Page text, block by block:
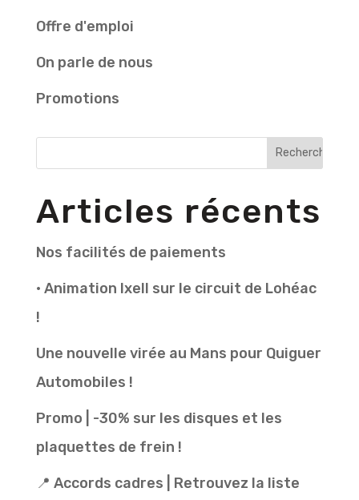
Offre d'emploi
On parle de nous
Promotions
Articles récents
Nos facilités de paiements
• Animation Ixell sur le circuit de Lohéac
!
Une nouvelle virée au Mans pour Quiguer
Automobiles !
Promo | -30% sur les disques et les
plaquettes de frein !
📍 Accords cadres | Retrouvez la liste